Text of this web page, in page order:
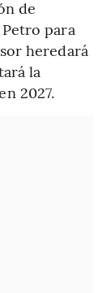
de
para
heredará
la
2027.